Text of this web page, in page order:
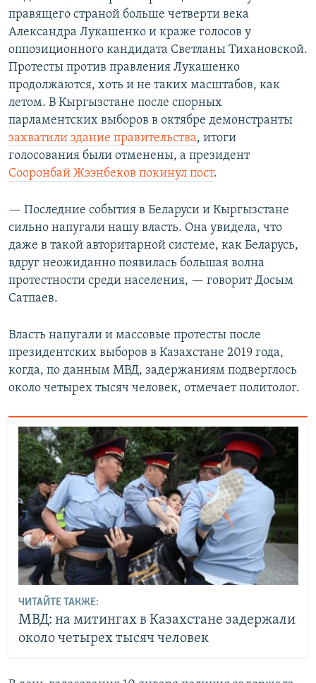
правящего страной больше четверти века
Александра Лукашенко и краже голосов у
оппозиционного кандидата Светланы Тихановской.
Протесты против правления Лукашенко
продолжаются, хоть и не таких масштабов, как
летом. В Кыргызстане после спорных
парламентских выборов в октябре демонстранты
захватили здание правительства, итоги
голосования были отменены, а президент
Сооронбай Жээнбеков покинул пост.
— Последние события в Беларуси и Кыргызстане
сильно напугали нашу власть. Она увидела, что
даже в такой авторитарной системе, как Беларусь,
вдруг неожиданно появилась большая волна
протестности среди населения, — говорит Досым
Сатпаев.
Власть напугали и массовые протесты после
президентских выборов в Казахстане 2019 года,
когда, по данным МВД, задержаниям подверглось
около четырех тысяч человек, отмечает политолог.
ЧИТАЙТЕ ТАКЖЕ:
МВД: на митингах в Казахстане задержали
около четырех тысяч человек